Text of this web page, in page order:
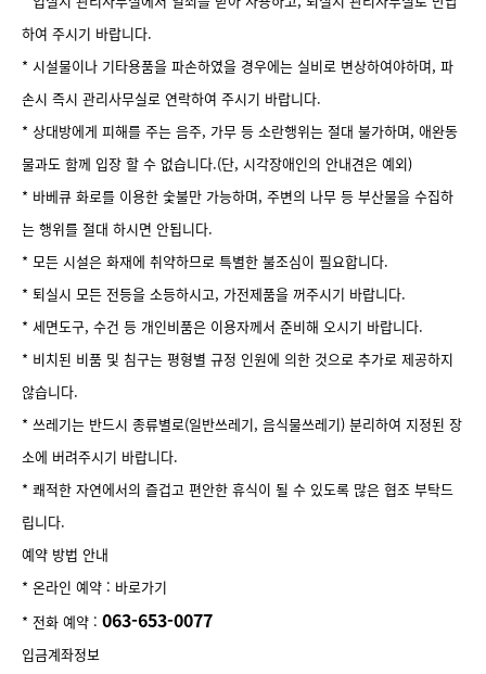
하여 주시기 바랍니다.
* 시설물이나 기타용품을 파손하였을 경우에는 실비로 변상하여야하며, 파
손시 즉시 관리사무실로 연락하여 주시기 바랍니다.
* 상대방에게 피해를 주는 음주, 가무 등 소란행위는 절대 불가하며, 애완동
물과도 함께 입장 할 수 없습니다.(단, 시각장애인의 안내견은 예외)
* 바베큐 화로를 이용한 숯불만 가능하며, 주변의 나무 등 부산물을 수집하
는 행위를 절대 하시면 안됩니다.
* 모든 시설은 화재에 취약하므로 특별한 불조심이 필요합니다.
* 퇴실시 모든 전등을 소등하시고, 가전제품을 꺼주시기 바랍니다.
* 세면도구, 수건 등 개인비품은 이용자께서 준비해 오시기 바랍니다.
* 비치된 비품 및 침구는 평형별 규정 인원에 의한 것으로 추가로 제공하지
않습니다.
* 쓰레기는 반드시 종류별로(일반쓰레기, 음식물쓰레기) 분리하여 지정된 장
소에 버려주시기 바랍니다.
* 쾌적한 자연에서의 즐겁고 편안한 휴식이 될 수 있도록 많은 협조 부탁드
립니다.
예약 방법 안내
* 온라인 예약 : 바로가기
* 전화 예약 : 063-653-0077
입금계좌정보